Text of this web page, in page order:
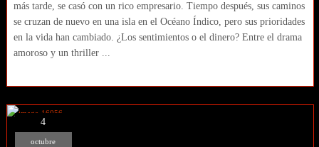
más tarde, se casó con un rico empresario. Tiempo después, sus caminos
se cruzan de nuevo en una isla en el Océano Índico, pero sus prioridades
en la vida han cambiado. ¿Los sentimientos o el dinero? Entre el drama
amoroso y un thriller ...
4
octubre